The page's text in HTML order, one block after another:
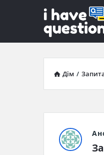
Дім /